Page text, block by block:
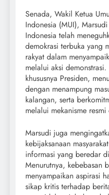
Senada, Wakil Ketua
Indonesia (MUI),
Indonesia telah
demokrasi terbuka yang
rakyat dalam
melalui aksi
khususnya Presiden,
dengan menampung
kalangan, serta
melalui mekanisme
Marsudi juga
kebijaksanaan
informasi yang beredar
Menurutnya, kebebasan
menyampaikan aspirasi
sikap kritis terhadap